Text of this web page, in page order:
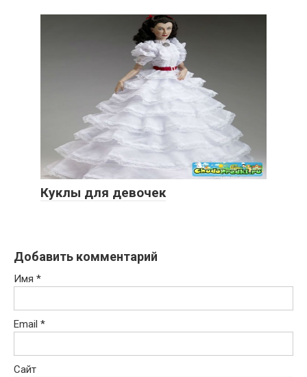
Куклы для девочек
Добавить комментарий
Имя *
Email *
Сайт